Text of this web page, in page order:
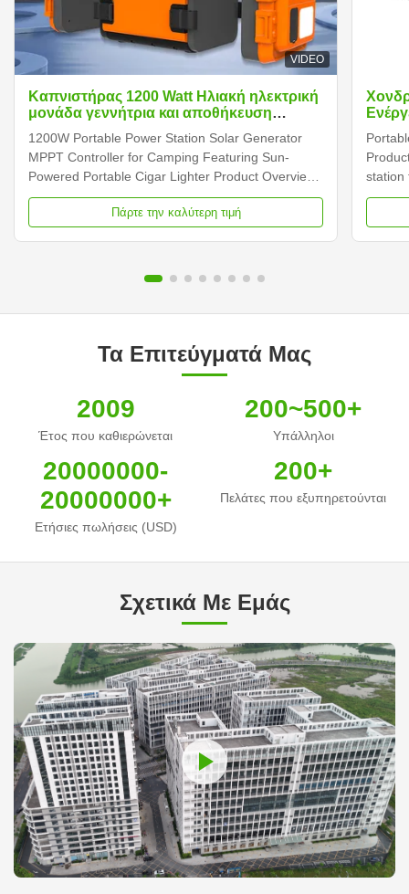
VIDEO
Καπνιστήρας 1200 Watt Ηλιακή ηλεκτρική
μονάδα γεννήτρια και αποθήκευση
1200W Portable Power Station Solar Generator
MPPT Controller for Camping Featuring Sun-
Powered Portable Cigar Lighter Product Overview
The 1200W Portable Power Station Solar
Generator is a versatile power solution featuring
Πάρτε την καλύτερη τιμή
για
station
pure
Τα Επιτεύγματά Μας
2009
Έτος που καθιερώνεται
200~500+
Υπάλληλοι
20000000-
20000000+
Ετήσιες πωλήσεις (USD)
200+
Πελάτες που εξυπηρετούνται
Σχετικά Με Εμάς